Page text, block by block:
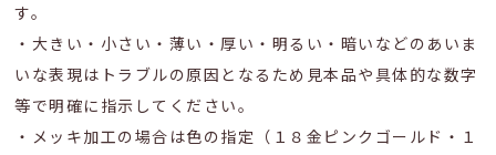
す。
・大きい・小さい・薄い・厚い・明るい・暗いなどのあいま
いな表現はトラブルの原因となるため見本品や具体的な数字
等で明確に指示してください。
・メッキ加工の場合は色の指定（１８金ピンクゴールド・１